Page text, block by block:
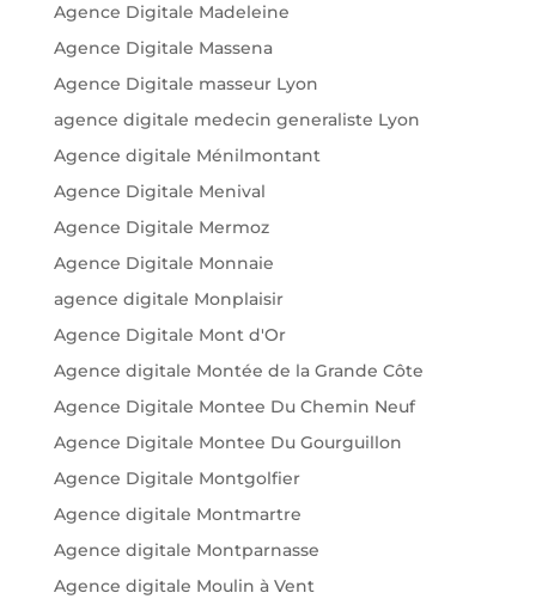
Agence Digitale Madeleine
Agence Digitale Massena
Agence Digitale masseur Lyon
agence digitale medecin generaliste Lyon
Agence digitale Ménilmontant
Agence Digitale Menival
Agence Digitale Mermoz
Agence Digitale Monnaie
agence digitale Monplaisir
Agence Digitale Mont d'Or
Agence digitale Montée de la Grande Côte
Agence Digitale Montee Du Chemin Neuf
Agence Digitale Montee Du Gourguillon
Agence Digitale Montgolfier
Agence digitale Montmartre
Agence digitale Montparnasse
Agence digitale Moulin à Vent